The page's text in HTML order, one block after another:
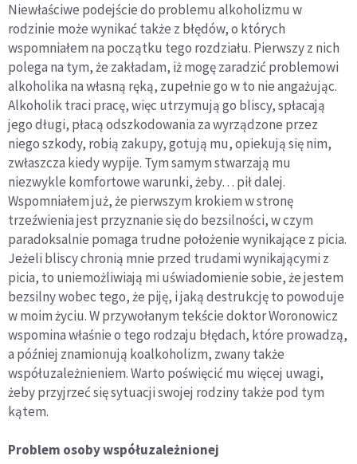
Niewłaściwe podejście do problemu alkoholizmu w
rodzinie może wynikać także z błędów, o których
wspomniałem na początku tego rozdziału. Pierwszy z nich
polega na tym, że zakładam, iż mogę zaradzić problemowi
alkoholika na własną ręką, zupełnie go w to nie angażując.
Alkoholik traci pracę, więc utrzymują go bliscy, spłacają
jego długi, płacą odszkodowania za wyrządzone przez
niego szkody, robią zakupy, gotują mu, opiekują się nim,
zwłaszcza kiedy wypije. Tym samym stwarzają mu
niezwykle komfortowe warunki, żeby… pił dalej.
Wspomniałem już, że pierwszym krokiem w stronę
trzeźwienia jest przyznanie się do bezsilności, w czym
paradoksalnie pomaga trudne położenie wynikające z picia.
Jeżeli bliscy chronią mnie przed trudami wynikającymi z
picia, to uniemożliwiają mi uświadomienie sobie, że jestem
bezsilny wobec tego, że piję, i jaką destrukcję to powoduje
w moim życiu. W przywołanym tekście doktor Woronowicz
wspomina właśnie o tego rodzaju błędach, które prowadzą,
a później znamionują koalkoholizm, zwany także
współuzależnieniem. Warto poświęcić mu więcej uwagi,
żeby przyjrzeć się sytuacji swojej rodziny także pod tym
kątem.
Problem osoby współuzależnionej